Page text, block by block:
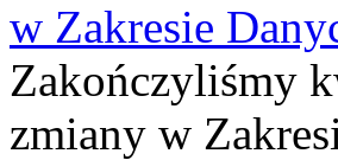
w Zakresie
Zakończyliśmy
zmiany w